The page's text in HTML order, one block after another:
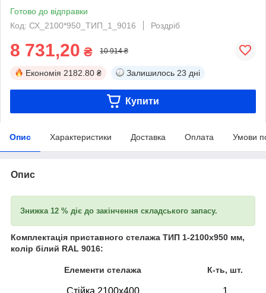
Готово до відправки
Код: СХ_2100*950_ТИП_1_9016
Роздріб
8 731,20 ₴ 10 914 ₴
Економія 2182.80 ₴ Залишилось 23 дні
Купити
Опис Характеристики Доставка Оплата Умови
Опис
Знижка 12 % діє до закінчення складського запасу.
Комплектація приставного стелажа ТИП 1-2100х950 мм,
колір білий RAL 9016:
Елементи стелажа К-ть, шт.
Стійка 2100х400 1